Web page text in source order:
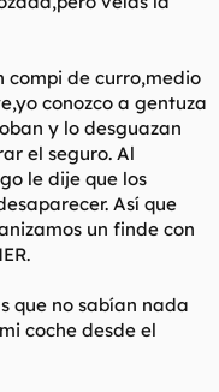
compi de curro,medio
conozco a gentuza
y lo desguazan
el seguro. Al
le dije que los
Así que
un finde con
que no sabían nada
coche desde el